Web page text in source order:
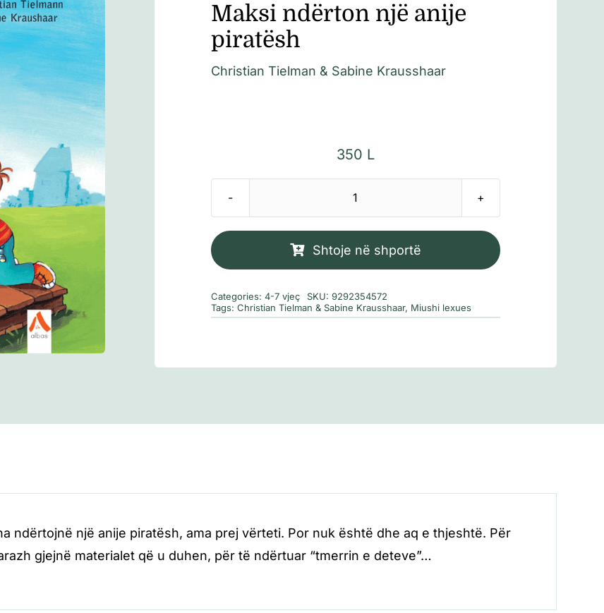
Maksi ndërton një anije
piratësh
Christian Tielman & Sabine Krausshaar
350 L
Sasi
ndërton
piratësh
Shtoje në shportë
Categories: 4-7 vjeç SKU: 9292354572
Tags: Christian Tielman & Sabine Krausshaar, Miushi lexues
ndërtojnë një anije piratësh, ama prej vërteti. Por nuk është dhe aq e thjeshtë. Për
gjejnë materialet që u duhen, për të ndërtuar “tmerrin e deteve”…